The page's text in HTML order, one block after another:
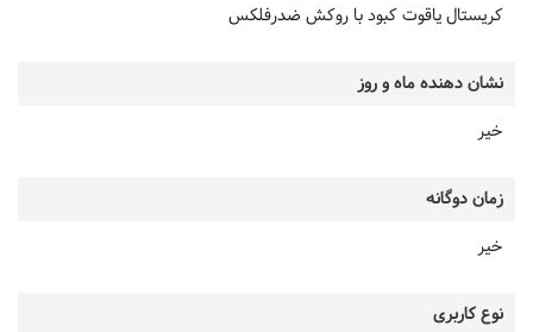
کریستال یاقوت کبود با روکش ضدرفلکس
نشان دهنده ماه و روز
خیر
زمان دوگانه
خیر
نوع کاربری